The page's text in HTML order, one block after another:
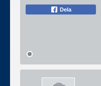
Dela